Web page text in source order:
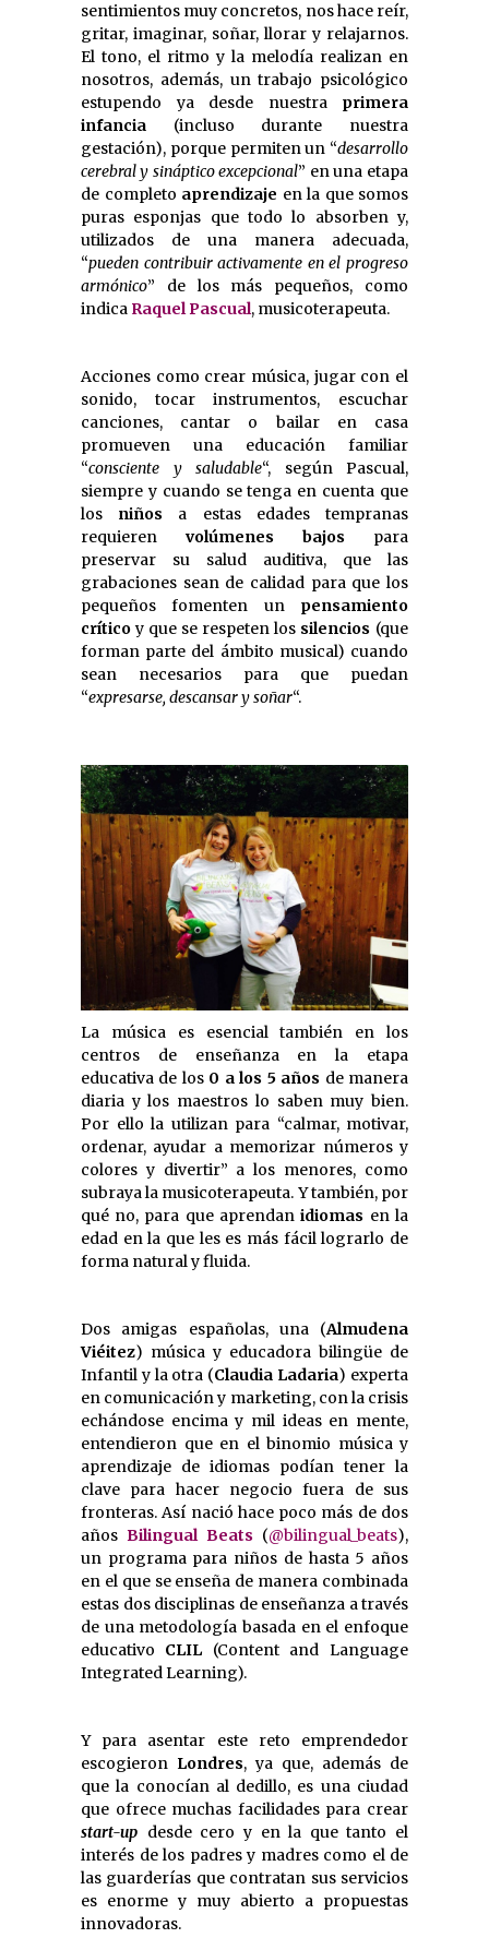
sentimientos muy concretos, nos hace reír,
gritar, imaginar, soñar, llorar y relajarnos.
El tono, el ritmo y la melodía realizan en
nosotros, además, un trabajo psicológico
estupendo ya desde nuestra primera
infancia (incluso durante nuestra
gestación), porque permiten un “desarrollo
cerebral y sináptico excepcional” en una etapa
de completo aprendizaje en la que somos
puras esponjas que todo lo absorben y,
utilizados de una manera adecuada,
“pueden contribuir activamente en el progreso
armónico” de los más pequeños, como
indica Raquel Pascual, musicoterapeuta.
Acciones como crear música, jugar con el
sonido, tocar instrumentos, escuchar
canciones, cantar o bailar en casa
promueven una educación familiar
“consciente y saludable“, según Pascual,
siempre y cuando se tenga en cuenta que
los niños a estas edades tempranas
requieren volúmenes bajos para
preservar su salud auditiva, que las
grabaciones sean de calidad para que los
pequeños fomenten un pensamiento
críticoy que se respeten los silencios (que
forman parte del ámbito musical) cuando
sean necesarios para que puedan
“expresarse, descansar y soñar“.
La música es esencial también en los
centros de enseñanza en la etapa
educativa de los 0 a los 5 años de manera
diaria y los maestros lo saben muy bien.
Por ello la utilizan para “calmar, motivar,
ordenar, ayudar a memorizar números y
colores y divertir” a los menores, como
subraya la musicoterapeuta. Y también, por
qué no, para que aprendan idiomas en la
edad en la que les es más fácil lograrlo de
forma natural y fluida.
Dos amigas españolas, una (Almudena
Viéitez) música y educadora bilingüe de
Infantil y la otra (Claudia Ladaria) experta
en comunicación y marketing, con la crisis
echándose encima y mil ideas en mente,
entendieron que en el binomio música y
aprendizaje de idiomas podían tener la
clave para hacer negocio fuera de sus
fronteras. Así nació hace poco más de dos
años Bilingual Beats (@bilingual_beats),
un programa para niños de hasta 5 años
en el que se enseña de manera combinada
estas dos disciplinas de enseñanza a través
de una metodología basada en el enfoque
educativo CLIL (Content and Language
Integrated Learning).
Y para asentar este reto emprendedor
escogieron Londres, ya que, además de
que la conocían al dedillo, es una ciudad
que ofrece muchas facilidades para crear
start-up desde cero y en la que tanto el
interés de los padres y madres como el de
las guarderías que contratan sus servicios
es enorme y muy abierto a propuestas
innovadoras.